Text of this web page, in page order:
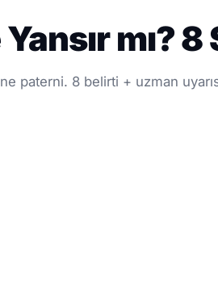
mı? 8
paterni. 8 belirti + uzman